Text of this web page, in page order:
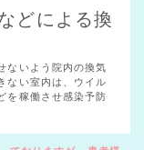
どによる換
ないよう院内の換気
ない室内は、ウイル
を稼働させ感染予防